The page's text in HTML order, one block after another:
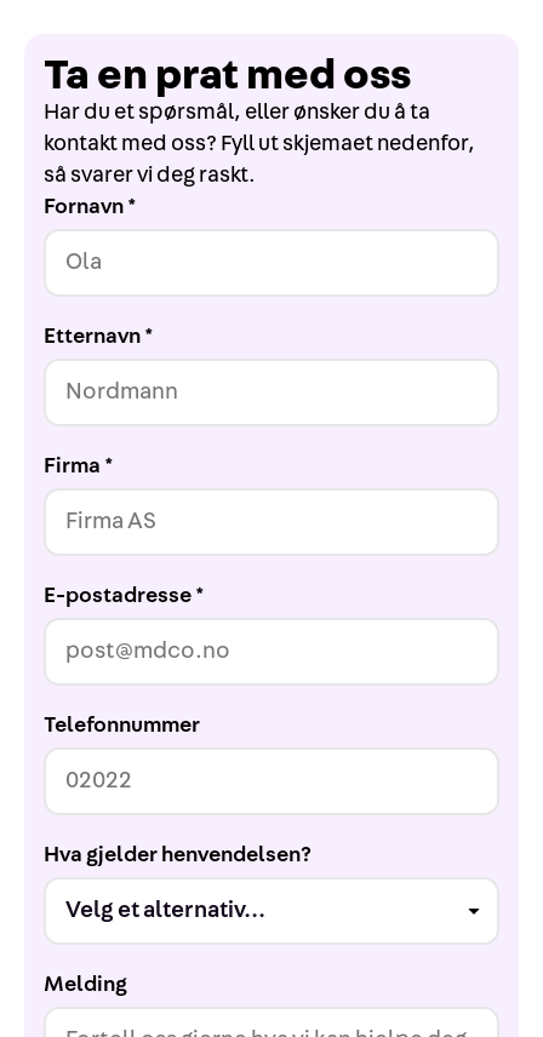
Ta en prat med oss
Har du et spørsmål, eller ønsker du å ta
kontakt med oss? Fyll ut skjemaet nedenfor,
så svarer vi deg raskt.
Fornavn *
Etternavn *
Firma *
E-postadresse *
Telefonnummer
Hva gjelder henvendelsen?
Melding